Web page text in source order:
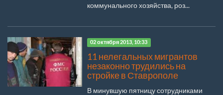
коммунального хозяйства, роз...
02 октября 2013, 10:33
11 нелегальных мигрантов
незаконно трудились на
стройке в Ставрополе
В минувшую пятницу сотрудниками